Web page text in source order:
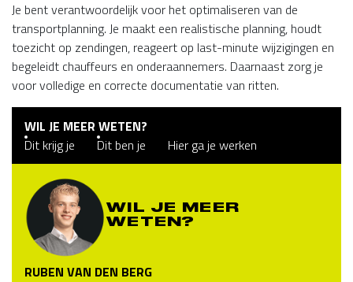
Je bent verantwoordelijk voor het optimaliseren van de
transportplanning. Je maakt een realistische planning, houdt
toezicht op zendingen, reageert op last-minute wijzigingen en
begeleidt chauffeurs en onderaannemers. Daarnaast zorg je
voor volledige en correcte documentatie van ritten.
WIL JE MEER WETEN?
Dit krijg je
Dit ben je Hier ga je werken
WIL JE MEER
WETEN?
RUBEN VAN DEN BERG